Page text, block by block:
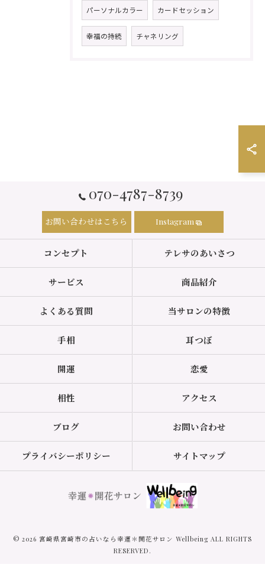
パーソナルカラー カードセッション
幸福の持続 チャネリング
070-4787-8739
お問い合わせはこちら Instagram
コンセプト テレサのあいさつ
サービス 商品紹介
よくある質問 当サロンの特徴
手相 耳つぼ
開運 恋愛
相性 アクセス
ブログ お問い合わせ
プライバシーポリシー サイトマップ
© 2026 宮崎県宮崎市の占いなら幸運＊開花サロン Wellbeing ALL RIGHTS
RESERVED.